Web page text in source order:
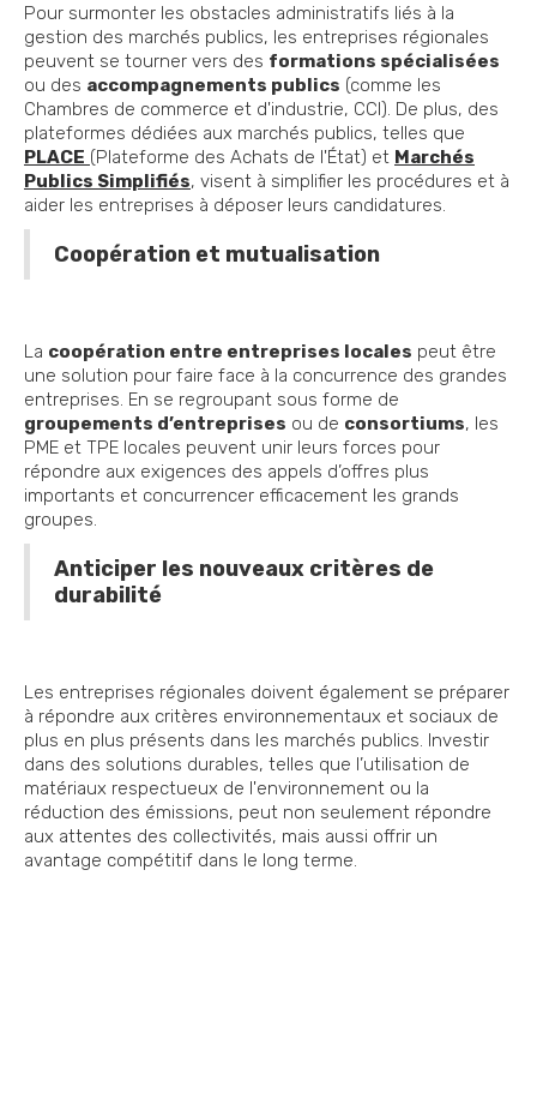
Pour surmonter les obstacles administratifs liés à la
gestion des marchés publics, les entreprises régionales
peuvent se tourner vers des formations spécialisées
ou des accompagnements publics (comme les
Chambres de commerce et d'industrie, CCI). De plus, des
plateformes dédiées aux marchés publics, telles que
PLACE (Plateforme des Achats de l'État) et Marchés
Publics Simplifiés, visent à simplifier les procédures et à
aider les entreprises à déposer leurs candidatures.
Coopération et mutualisation
La coopération entre entreprises locales peut être
une solution pour faire face à la concurrence des grandes
entreprises. En se regroupant sous forme de
groupements d’entreprises ou de consortiums, les
PME et TPE locales peuvent unir leurs forces pour
répondre aux exigences des appels d’offres plus
importants et concurrencer efficacement les grands
groupes.
Anticiper les nouveaux critères de
durabilité
Les entreprises régionales doivent également se préparer
à répondre aux critères environnementaux et sociaux de
plus en plus présents dans les marchés publics. Investir
dans des solutions durables, telles que l’utilisation de
matériaux respectueux de l'environnement ou la
réduction des émissions, peut non seulement répondre
aux attentes des collectivités, mais aussi offrir un
avantage compétitif dans le long terme.